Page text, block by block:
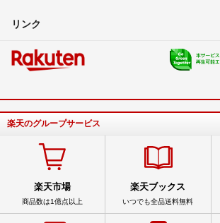
リンク
楽天のグループサービス
楽天市場
商品数は1億点以上
楽天ブックス
いつでも全品送料無料